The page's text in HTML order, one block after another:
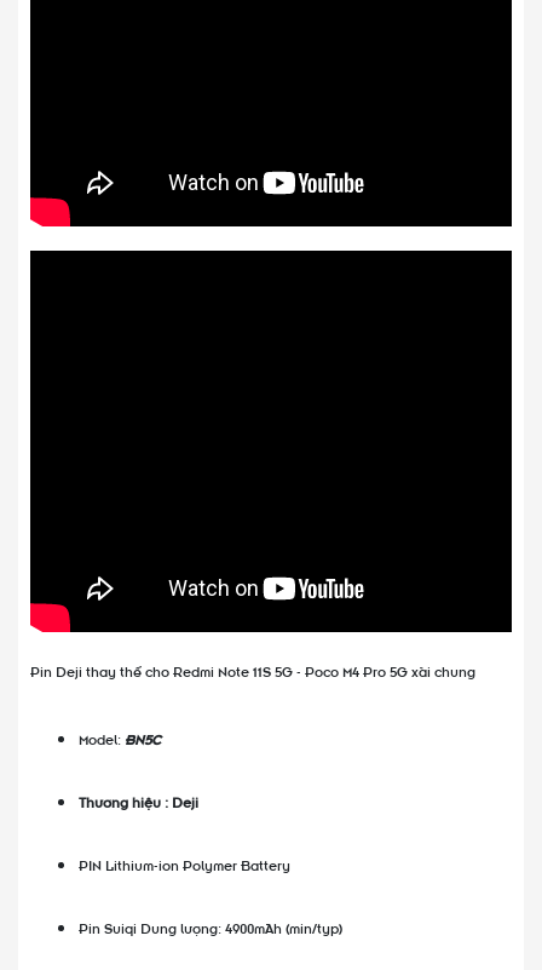
Pin Deji thay thế cho Redmi Note 11S 5G - Poco M4 Pro 5G xài chung
Model: BN5C
Thương hiệu : Deji
PIN Lithium-ion Polymer Battery
Pin Suiqi Dung lượng: 4900mAh (min/typ)